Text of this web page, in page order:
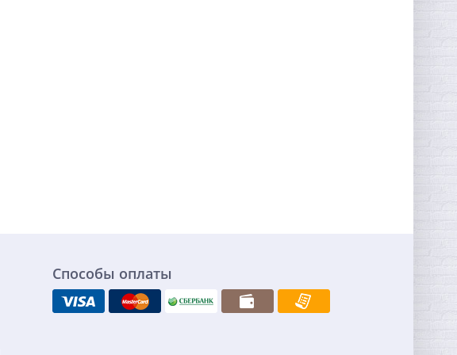
Способы оплаты